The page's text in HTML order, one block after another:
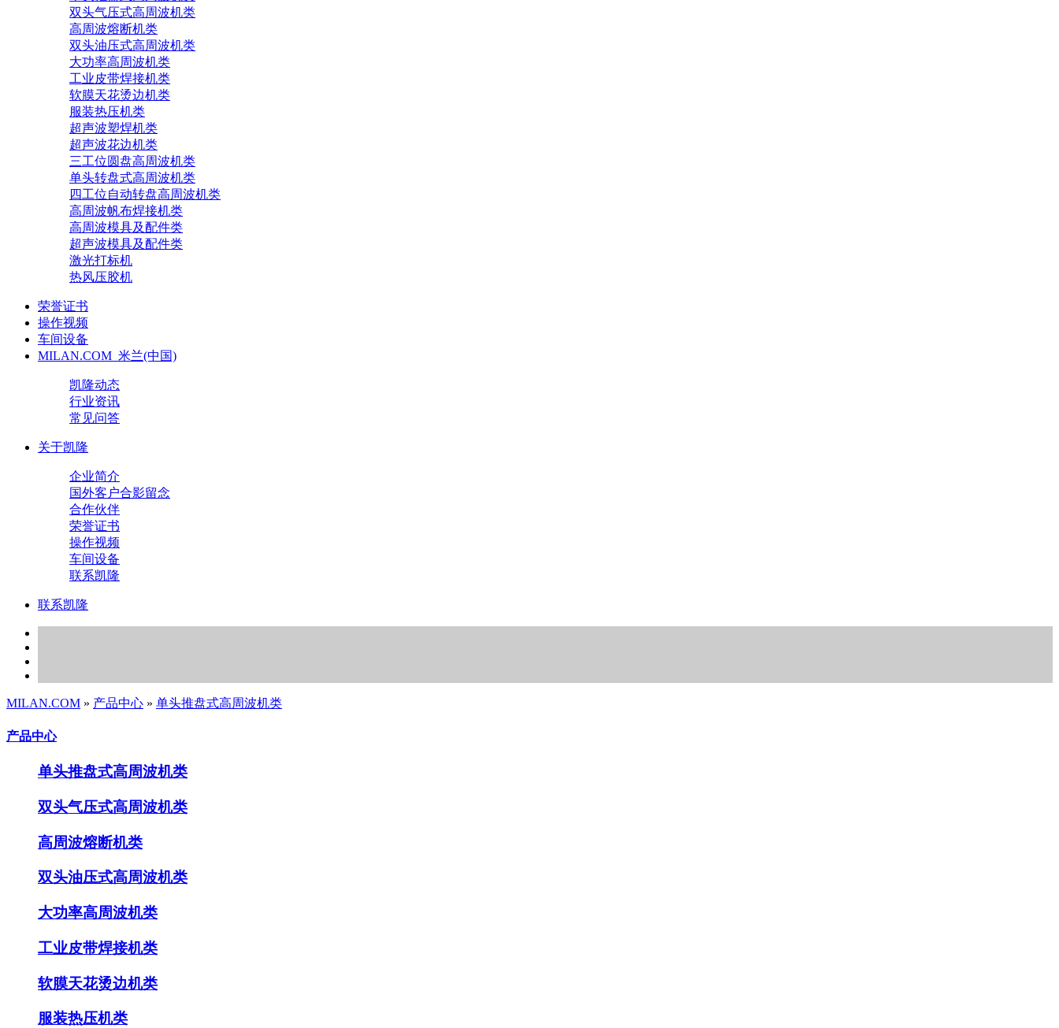
双头气压式高周波机类
高周波熔断机类
双头油压式高周波机类
大功率高周波机类
工业皮带焊接机类
软膜天花烫边机类
服装热压机类
超声波塑焊机类
超声波花边机类
三工位圆盘高周波机类
单头转盘式高周波机类
四工位自动转盘高周波机类
高周波帆布焊接机类
高周波模具及配件类
超声波模具及配件类
激光打标机
热风压胶机
荣誉证书
操作视频
车间设备
MILAN.COM_米兰(中国)
凯隆动态
行业资讯
常见问答
关于凯隆
企业简介
国外客户合影留念
合作伙伴
荣誉证书
操作视频
车间设备
联系凯隆
联系凯隆
MILAN.COM » 产品中心 » 单头推盘式高周波机类
产品中心
单头推盘式高周波机类
双头气压式高周波机类
高周波熔断机类
双头油压式高周波机类
大功率高周波机类
工业皮带焊接机类
软膜天花烫边机类
服装热压机类